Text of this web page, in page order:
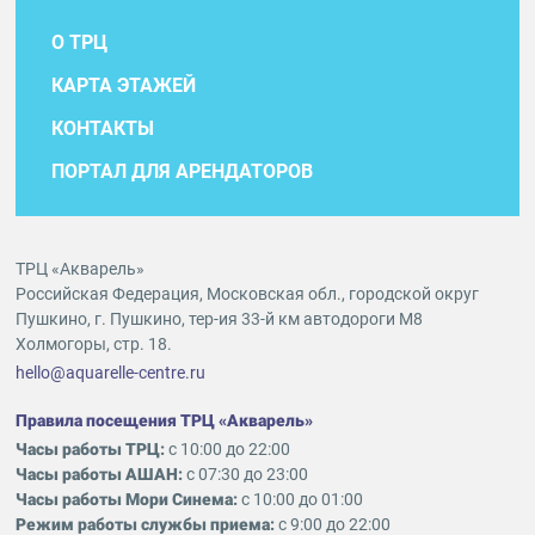
О ТРЦ
КАРТА ЭТАЖЕЙ
КОНТАКТЫ
ПОРТАЛ ДЛЯ АРЕНДАТОРОВ
ТРЦ «Акварель»
Российская Федерация, Московская обл., городской округ
Пушкино, г. Пушкино, тер-ия 33-й км автодороги М8
Холмогоры, стр. 18.
hello@aquarelle-centre.ru
Правила посещения ТРЦ «Акварель»
Часы работы ТРЦ:с 10:00 до 22:00
Часы работы АШАН:с 07:30 до 23:00
Часы работы Мори Синема:с 10:00 до 01:00
Режим работы службы приема:с 9:00 до 22:00